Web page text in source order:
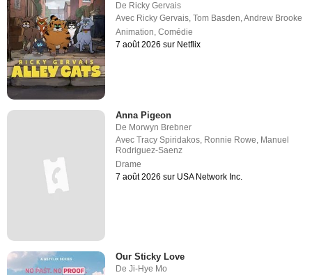
De Ricky Gervais
Avec Ricky Gervais,Tom Basden,Andrew Brooke
Animation,Comédie
7 août 2026 sur Netflix
Anna Pigeon
De Morwyn Brebner
AvecTracy Spiridakos Ronnie Rowe Manuel
Rodriguez-Saenz
Drame
7 août 2026 sur USA Network Inc.
Our Sticky Love
DeJi-Hye Mo